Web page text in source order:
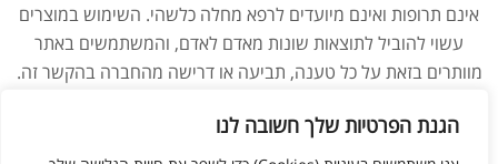
הגנת הפרטיות שלך חשובה לנו
אינם תרופות ואינם מיועדים לרפא מחלה כלשהי. השימוש במוצרים
עשוי להוביל לתוצאות שונות מאדם לאדם, והמשתמשים באתר
מוותרים בזאת על כל טענה, תביעה או דרישה מהחברה בהקשר זה.
ברופא לפני השימוש במוצרים. התמונות באתר הן להמחשה בלבד.